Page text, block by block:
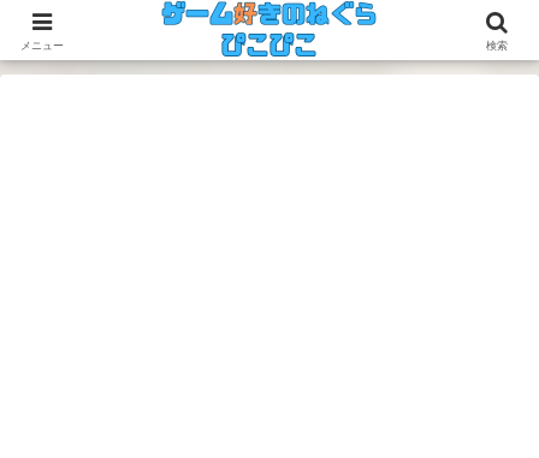
今のゲームも昔のゲームも面白い！
メニュー 検索